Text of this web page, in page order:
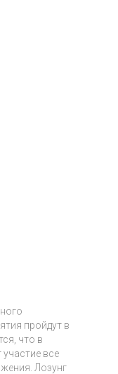
пройдут в
что в
все
Лозунг